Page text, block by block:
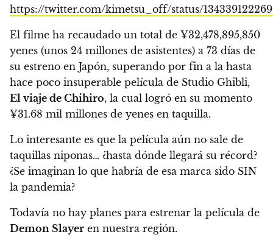
https://twitter.com/kimetsu_off/status/
El filme ha recaudado un total de ¥32,478,895,850
yenes (unos 24 millones de asistentes) a 73 días de
su estreno en Japón, superando por fin a la hasta
hace poco insuperable película de Studio Ghibli,
El viaje de Chihiro, la cual logró en su momento
¥31.68 mil millones de yenes en taquilla.
Lo interesante es que la película aún no sale de
taquillas niponas… ¿hasta dónde llegará su récord?
¿Se imaginan lo que habría de esa marca sido SIN
la pandemia?
Todavía no hay planes para estrenar la película de
Demon Slayer en nuestra región.